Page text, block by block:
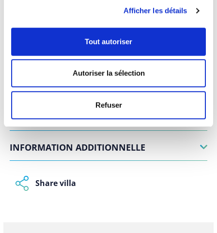
Afficher les détails
Tout autoriser
Autoriser la sélection
Refuser
CONDITIONS DE PAIEMENT ET
D'ANNULATION
DÉPÔT ET ASSURANCE VOYAGE
RÈGLES D'ACCUEIL
INFORMATION ADDITIONNELLE
Share villa